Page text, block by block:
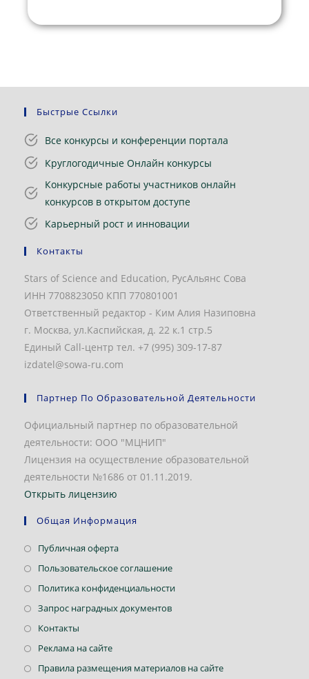
Быстрые Ссылки
Все конкурсы и конференции портала
Круглогодичные Онлайн конкурсы
Конкурсные работы участников онлайн
конкурсов в открытом доступе
Карьерный рост и инновации
Контакты
Stars of Science and Education, РусАльянс Сова
ИНН 7708823050 КПП 770801001
Ответственный редактор - Ким Алия Назиповна
г. Москва, ул.Каспийская, д. 22 к.1 стр.5
Единый Call-центр тел. +7 (995) 309-17-87
izdatel@sowa-ru.com
Партнер По Образовательной Деятельности
Официальный партнер по образовательной
деятельности: ООО "МЦНИП"
Лицензия на осуществление образовательной
деятельности №1686 от 01.11.2019.
Открыть лицензию
Общая Информация
Публичная офертаОткроется
в
Пользовательское соглашениеОткроется
в
Политика конфиденциальностиОткроется
Запрос наградных документовОткроется
Контакты
в
Реклама на сайтеОткроется
в
Правила размещения материалов на сайтеОткроется